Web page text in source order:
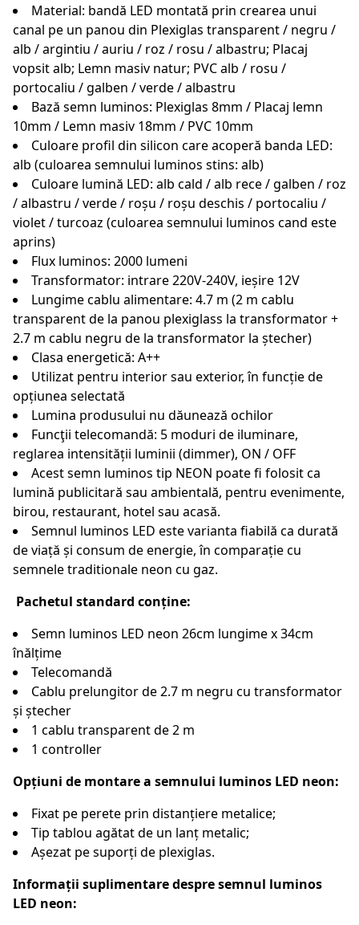
Material: bandă LED montată prin crearea unui
canal pe un panou din Plexiglas transparent / negru /
alb / argintiu / auriu / roz / rosu / albastru; Placaj
vopsit alb; Lemn masiv natur; PVC alb / rosu /
portocaliu / galben / verde / albastru
Bază semn luminos: Plexiglas 8mm / Placaj lemn
10mm / Lemn masiv 18mm / PVC 10mm
Culoare profil din silicon care acoperă banda LED:
alb (culoarea semnului luminos stins: alb)
Culoare lumină LED: alb cald / alb rece / galben / roz
/ albastru / verde / roșu / roșu deschis / portocaliu /
violet / turcoaz (culoarea semnului luminos cand este
aprins)
Flux luminos: 2000 lumeni
Transformator: intrare 220V-240V, ieșire 12V
Lungime cablu alimentare: 4.7 m (2 m cablu
transparent de la panou plexiglass la transformator +
2.7 m cablu negru de la transformator la ștecher)
Clasa energetică: A++
Utilizat pentru interior sau exterior, în funcție de
opțiunea selectată
Lumina produsului nu dăunează ochilor
Funcţii telecomandă: 5 moduri de iluminare,
reglarea intensității luminii (dimmer), ON / OFF
Acest semn luminos tip NEON poate fi folosit ca
lumină publicitară sau ambientală, pentru evenimente,
birou, restaurant, hotel sau acasă.
Semnul luminos LED este varianta fiabilă ca durată
de viață și consum de energie, în comparație cu
semnele traditionale neon cu gaz.
Pachetul standard conține:
Semn luminos LED neon 26cm lungime x 34cm
înălțime
Telecomandă
Cablu prelungitor de 2.7 m negru cu transformator
și ștecher
1 cablu transparent de 2 m
1 controller
Opțiuni de montare a semnului luminos LED neon:
Fixat pe perete prin distanțiere metalice;
Tip tablou agătat de un lanț metalic;
Așezat pe suporți de plexiglas.
Informații suplimentare despre semnul luminos
LED neon: